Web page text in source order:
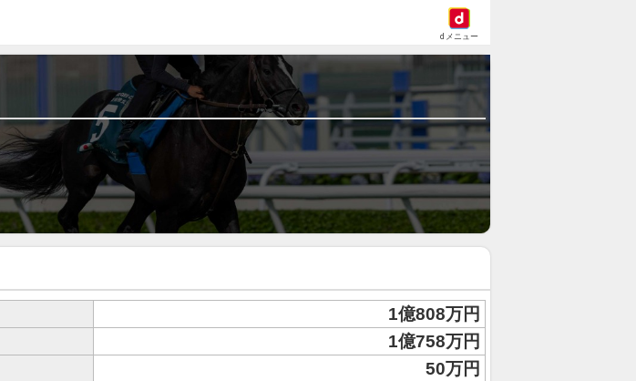
dメニュー
1億808万円
1億758万円
50万円